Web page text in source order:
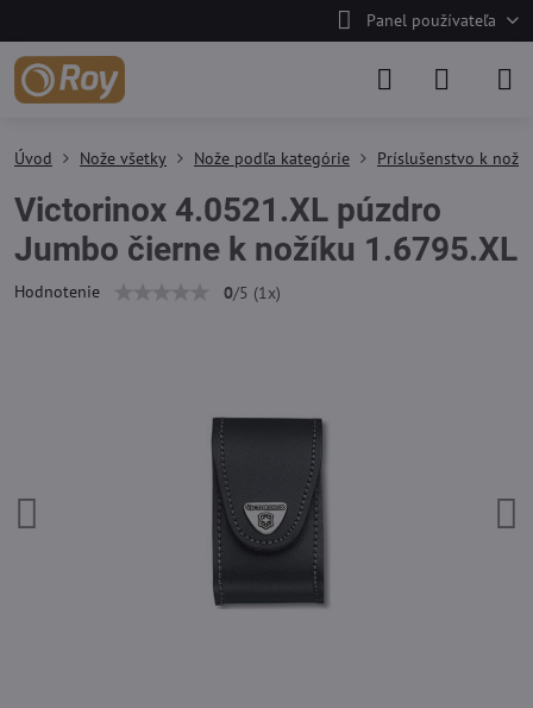
Panel používateľa
Úvod Nože všetky Nože podľa kategórie Príslušenstvo k
Victorinox 4.0521.XL púzdro
Jumbo čierne k nožíku 1.6795.XL
Hodnotenie 0/5 (1 x)